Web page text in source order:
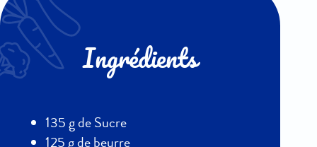
Ingrédients
135 g de Sucre
125 g de beurre